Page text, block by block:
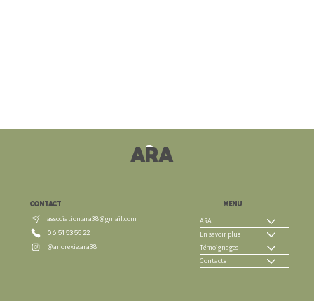
@anorexie.ara38
06 51 53 55 22
association.ara38@gmail.com
CONTACT
ARA
MENU
ARA
En savoir plus
Témoignages
Contacts